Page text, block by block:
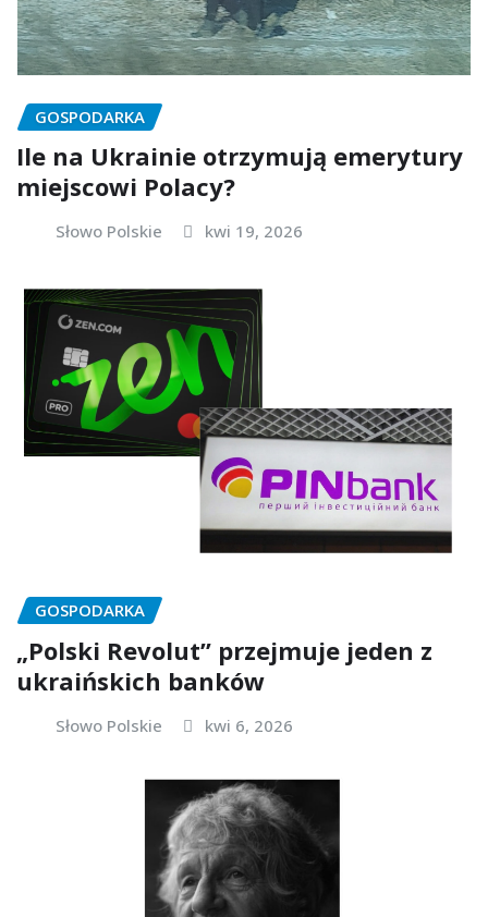
GOSPODARKA
Ile na Ukrainie otrzymują emerytury
miejscowi Polacy?
Słowo Polskie kwi 19, 2026
GOSPODARKA
„Polski Revolut” przejmuje jeden z
ukraińskich banków
Słowo Polskie kwi 6, 2026